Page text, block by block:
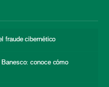
fraude cibernético
conoce cómo